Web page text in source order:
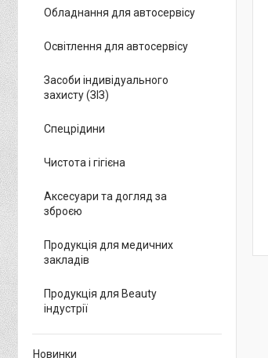
Обладнання для автосервісу
Освітлення для автосервісу
Засоби індивідуального
захисту (ЗІЗ)
Спецрідини
Чистота і гігієна
Аксесуари та догляд за
зброєю
Продукція для медичних
закладів
Продукція для Beauty
індустрії
Новинки